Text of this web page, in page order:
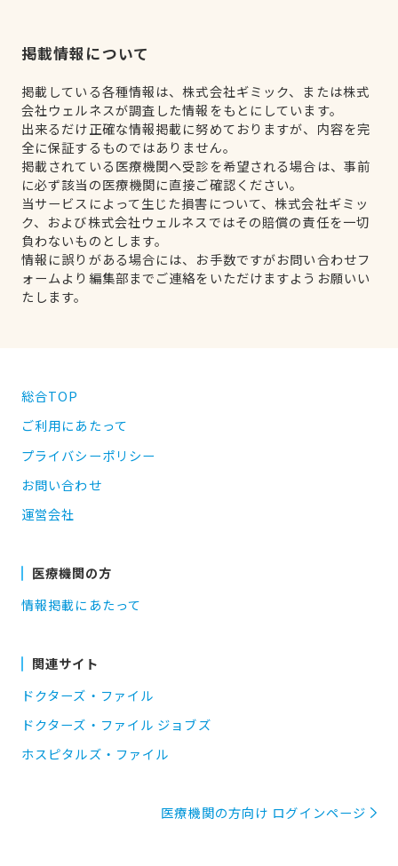
掲載情報について
掲載している各種情報は、株式会社ギミック、または株式
会社ウェルネスが調査した情報をもとにしています。
出来るだけ正確な情報掲載に努めておりますが、内容を完
全に保証するものではありません。
掲載されている医療機関へ受診を希望される場合は、事前
に必ず該当の医療機関に直接ご確認ください。
当サービスによって生じた損害について、株式会社ギミッ
ク、および株式会社ウェルネスではその賠償の責任を一切
負わないものとします。
情報に誤りがある場合には、お手数ですがお問い合わせフ
ォームより編集部までご連絡をいただけますようお願いい
たします。
総合TOP
ご利用にあたって
プライバシーポリシー
お問い合わせ
運営会社
医療機関の方
情報掲載にあたって
関連サイト
ドクターズ・ファイル
ドクターズ・ファイル ジョブズ
ホスピタルズ・ファイル
医療機関の方向け ログインページ